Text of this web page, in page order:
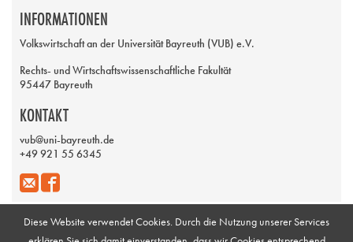
INFORMATIONEN
Volkswirtschaft an der Universität Bayreuth (VUB) e.V.
Rechts- und Wirtschaftswissenschaftliche Fakultät
95447 Bayreuth
KONTAKT
vub@uni-bayreuth.de
+49 921 55 6345
Diese Website verwendet Cookies. Durch die Nutzung unserer Services